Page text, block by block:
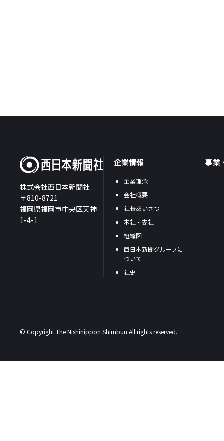
株式会社西日本新聞社
〒810-8721
福岡県福岡市中央区天神
1-4-1
企業情報
企業理念
会社概要
社長あいさつ
本社・支社
組織図
西日本新聞グループに
ついて
社史
事業
© Copyright The Nishinippon Shimbun.All rights reserved.